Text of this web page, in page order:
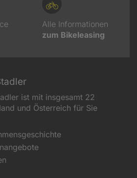
Alle Informationen
zum Bikeleasing
ist mit insgesamt 22
und Österreich für Sie